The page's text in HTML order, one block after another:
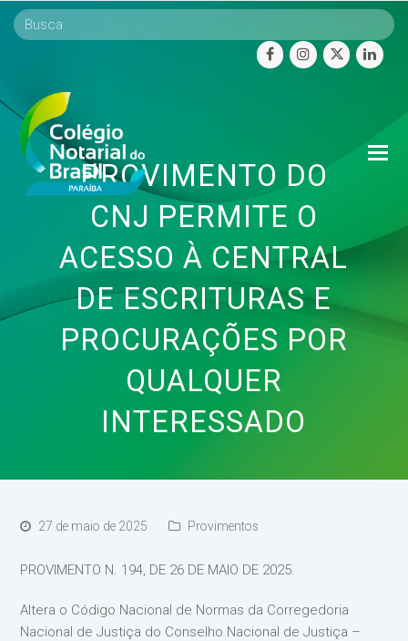
facebookinstagram
twitter
PROVIMENTO DO
CNJ PERMITE O
ACESSO À CENTRAL
DE ESCRITURAS E
PROCURAÇÕES POR
QUALQUER
INTERESSADO
27 de maio de 2025 Provimentos
PROVIMENTO N. 194, DE 26 DE MAIO DE 2025.
Altera o Código Nacional de Normas da Corregedoria
Nacional de Justiça do Conselho Nacional de Justiça –